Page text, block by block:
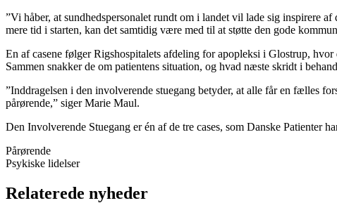
”Vi håber, at sundhedspersonalet rundt om i landet vil lade sig inspirere
mere tid i starten, kan det samtidig være med til at støtte den gode
En af casene følger Rigshospitalets afdeling for apopleksi i Glostrup, hvor
Sammen snakker de om patientens situation, og hvad næste skridt i
”Inddragelsen i den involverende stuegang betyder, at alle får en fælles
pårørende,” siger Marie Maul.
Den Involverende Stuegang er én af de tre cases, som Danske Patienter
Pårørende
Psykiske lidelser
Relaterede nyheder